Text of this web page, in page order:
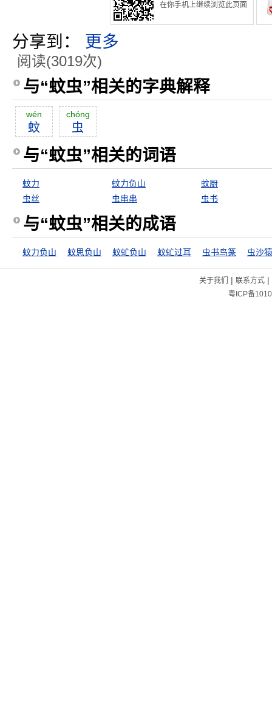
在你手机上继续浏览此页面
分享到： 更多
阅读(3019次)
与“蚊虫”相关的字典解释
wén
蚊
chóng
虫
与“蚊虫”相关的词语
蚊力 蚊力负山
蚊厨
虫丝
虫串串 虫书
与“蚊虫”相关的成语
蚊力负山 蚊思负山 蚊虻负山 蚊虻过耳 虫书鸟篆 虫沙
关于我们 | 联系方式|
粤ICP备